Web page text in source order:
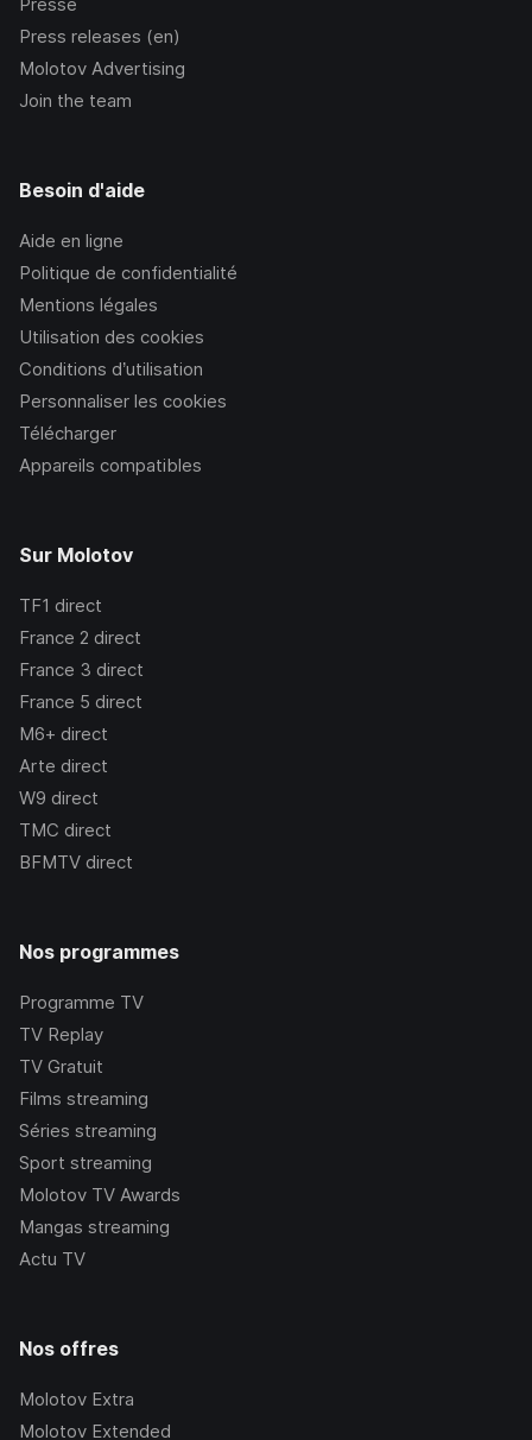
Press releases (en)
Molotov Advertising
Join the team
Besoin d'aide
Aide en ligne
Politique de confidentialité
Mentions légales
Utilisation des cookies
Conditions d’utilisation
Personnaliser les cookies
Télécharger
Appareils compatibles
Sur Molotov
TF1 direct
France 2 direct
France 3 direct
France 5 direct
M6+ direct
Arte direct
W9 direct
TMC direct
BFMTV direct
Nos programmes
Programme TV
TV Replay
TV Gratuit
Films streaming
Séries streaming
Sport streaming
Molotov TV Awards
Mangas streaming
Actu TV
Nos offres
Molotov Extra
Molotov Extended